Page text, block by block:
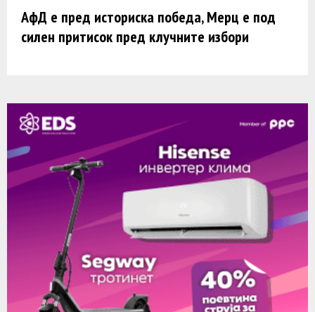
АфД е пред историска победа, Мерц е под
силен притисок пред клучните избори